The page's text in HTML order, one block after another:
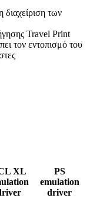
διαχείριση των
Travel Print
τον εντοπισμό του
XL
PS
emulation
driver